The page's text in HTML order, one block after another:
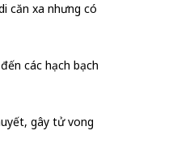
căn xa nhưng có
các hạch bạch
gây tử vong